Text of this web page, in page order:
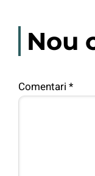
Nou
Comentari *